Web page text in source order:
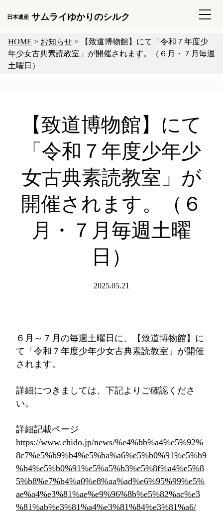
日本遺産 サムライゆかりのシルク
HOME > お知らせ >
【致道博物館】にて「令和７年度少
年少女古典素読教室」が開催されます。（６月・７月毎週
土曜日）
【致道博物館】にて
「令和７年度少年少
女古典素読教室」が
開催されます。（６
月・７月毎週土曜
日）
2025.05.21
６月～７月の毎週土曜日に、【致道博物館】に
て「令和７年度少年少女古典素読教室」が開催
されます。
詳細につきましては、下記よりご確認くださ
い。
詳細記載ページ
https://www.chido.jp/news/%e4%bb%a4%e5%92%
8c7%e5%b9%b4%e5%ba%a6%e5%b0%91%e5%b9
%b4%e5%b0%91%e5%a5%b3%e5%8f%a4%e5%8
5%b8%e7%b4%a0%e8%aa%ad%e6%95%99%e5%
ae%a4%e3%81%ae%e9%96%8b%e5%82%ac%e3
%81%ab%e3%81%a4%e3%81%84%e3%81%a6/